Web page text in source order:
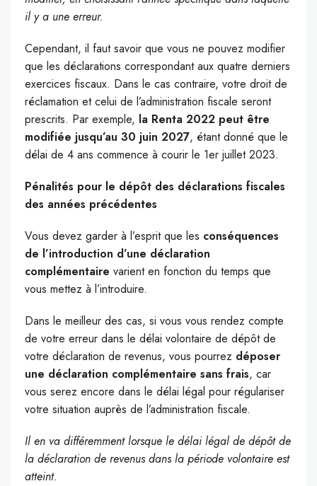
il y a une erreur.
Cependant, il faut savoir que vous ne pouvez modifier
que les déclarations correspondant aux quatre derniers
exercices fiscaux. Dans le cas contraire, votre droit de
réclamation et celui de l’administration fiscale seront
prescrits. Par exemple, la Renta 2022 peut être
modifiée jusqu’au 30 juin 2027, étant donné que le
délai de 4 ans commence à courir le 1er juillet 2023.
Pénalités pour le dépôt des déclarations fiscales
des années précédentes
Vous devez garder à l’esprit que les conséquences
de l’introduction d’une déclaration
complémentaire varient en fonction du temps que
vous mettez à l’introduire.
Dans le meilleur des cas, si vous vous rendez compte
de votre erreur dans le délai volontaire de dépôt de
votre déclaration de revenus, vous pourrez déposer
une déclaration complémentaire sans frais, car
vous serez encore dans le délai légal pour régulariser
votre situation auprès de l’administration fiscale.
Il en va différemment lorsque le délai légal de dépôt de
la déclaration de revenus dans la période volontaire est
atteint.